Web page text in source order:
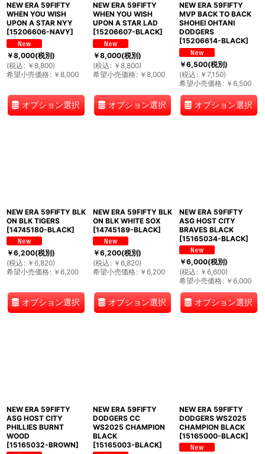
NEW ERA 59FIFTY
WHEN YOU WISH
UPON A STAR NYY
[15206606-NAVY]
￥8,000(税別)
(税込 : ￥ 8,800)
希望小売価格: ￥ 8,000
オプション選択
NEW ERA 59FIFTY
WHEN YOU WISH
UPON A STAR LAD
[15206607-BLACK]
￥8,000(税別)
(税込 : ￥ 8,800)
希望小売価格: ￥ 8,000
オプション選択
NEW ERA 59FIFTY
MVP BACK TO BACK
SHOHEI OHTANI
DODGERS
[15206614-BLACK]
￥6,500(税別)
(税込 : ￥ 7,150)
希望小売価格: ￥ 6,500
オプション選択
NEW ERA 59FIFTY BLK
ON BLK TIGERS
[14745180-BLACK]
￥6,200(税別)
(税込 : ￥ 6,820)
希望小売価格: ￥ 6,200
オプション選択
NEW ERA 59FIFTY BLK
ON BLK WHITE SOX
[14745189-BLACK]
￥6,200(税別)
(税込 : ￥ 6,820)
希望小売価格: ￥ 6,200
オプション選択
NEW ERA 59FIFTY
ASG HOST CITY
BRAVES BLACK
[15165034-BLACK]
￥6,000(税別)
(税込 : ￥ 6,600)
希望小売価格: ￥ 6,000
オプション選択
NEW ERA 59FIFTY
ASG HOST CITY
PHILLIES BURNT
WOOD
[15165032-BROWN]
NEW ERA 59FIFTY
DODGERS CC
WS2025 CHAMPION
BLACK
[15165003-BLACK]
NEW ERA 59FIFTY
DODGERS WS2025
CHAMPION BLACK
[15165000-BLACK]